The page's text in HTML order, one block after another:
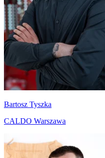
Bartosz Tyszka
CALDO Warszawa